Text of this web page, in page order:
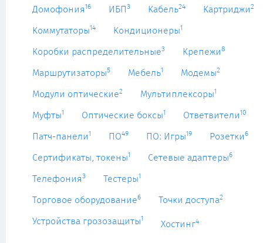
Домофония16 ИБП 3 Кабель24 Картриджи2
Коммутаторы14 Кондиционеры1
Коробки распределительные3 Крепежи8
Маршрутизаторы5 Мебель1 Модемы2
Модули оптические2 Мультиплексоры1
Муфты1 Оптические боксы1 Ответвители10
Патч-панели1 ПО49 ПО: Игры19 Розетки6
Сертификаты, токены1 Сетевые адаптеры6
Телефония3 Тестеры1
Торговое оборудование6 Точки доступа2
Устройства грозозащиты1
Хостинг4